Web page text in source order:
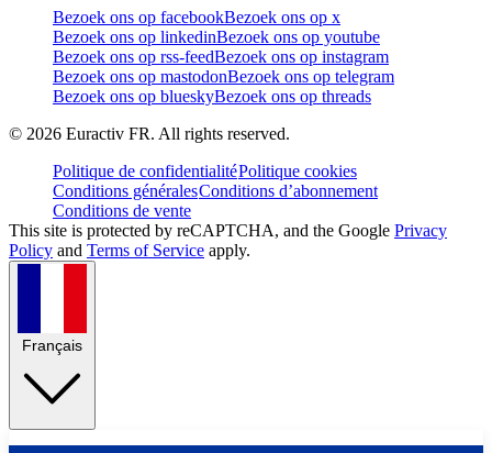
Bezoek ons op facebookBezoek ons op x
Bezoek ons op linkedinBezoek ons op youtube
Bezoek ons op rss-feedBezoek ons op instagram
Bezoek ons op mastodonBezoek ons op telegram
Bezoek ons op blueskyBezoek ons op threads
© 2026 Euractiv FR. All rights reserved.
Politique de confidentialitéPolitique cookies
Conditions généralesConditions d’abonnement
Conditions de vente
This site is protected by reCAPTCHA, and the Google Privacy
Policy and Terms of Service apply.
Français